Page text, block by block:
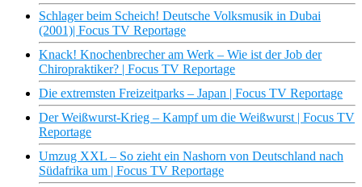
Schlager beim Scheich! Deutsche Volksmusik in Dubai
(2001)| Focus TV Reportage
Knack! Knochenbrecher am Werk – Wie ist der Job der
Chiropraktiker? | Focus TV Reportage
Die extremsten Freizeitparks – Japan | Focus TV Reportage
Der Weißwurst-Krieg – Kampf um die Weißwurst | Focus TV
Reportage
Umzug XXL – So zieht ein Nashorn von Deutschland nach
Südafrika um | Focus TV Reportage